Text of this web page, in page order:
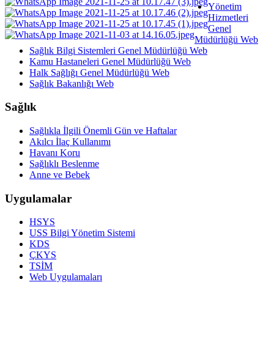
Yönetim
Hizmetleri
Genel
Müdürlüğü Web
Sağlık Bilgi Sistemleri Genel Müdürlüğü Web
Kamu Hastaneleri Genel Müdürlüğü Web
Halk Sağlığı Genel Müdürlüğü Web
Sağlık Bakanlığı Web
Sağlık
Sağlıkla İlgili Önemli Gün ve Haftalar
Akılcı İlaç Kullanımı
Havanı Koru
Sağlıklı Beslenme
Anne ve Bebek
Uygulamalar
HSYS
USS Bilgi Yönetim Sistemi
KDS
ÇKYS
TSİM
Web Uygulamaları